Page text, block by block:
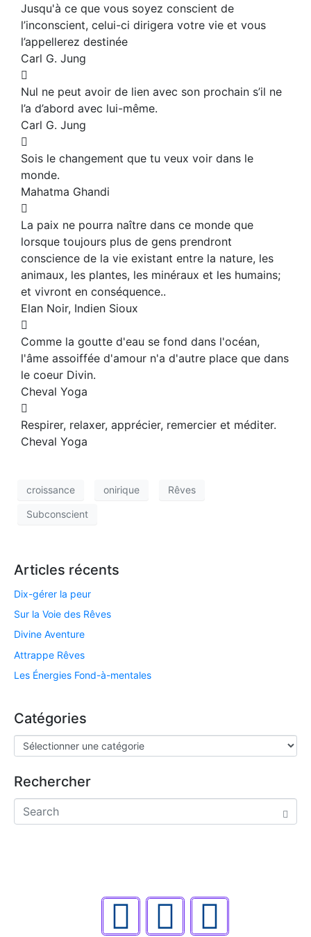
Jusqu'à ce que vous soyez conscient de
l’inconscient, celui-ci dirigera votre vie et vous
l’appellerez destinée
Carl G. Jung
Nul ne peut avoir de lien avec son prochain s’il ne
l’a d’abord avec lui-même.
Carl G. Jung
Sois le changement que tu veux voir dans le
monde.
Mahatma Ghandi
La paix ne pourra naître dans ce monde que
lorsque toujours plus de gens prendront
conscience de la vie existant entre la nature, les
animaux, les plantes, les minéraux et les humains;
et vivront en conséquence..
Elan Noir, Indien Sioux
Comme la goutte d'eau se fond dans l'océan,
l'âme assoiffée d'amour n'a d'autre place que dans
le coeur Divin.
Cheval Yoga
Respirer, relaxer, apprécier, remercier et méditer.
Cheval Yoga
croissance onirique Rêves
Subconscient
Articles récents
Dix-gérer la peur
Sur la Voie des Rêves
Divine Aventure
Attrappe Rêves
Les Énergies Fond-à-mentales
Catégories
Rechercher